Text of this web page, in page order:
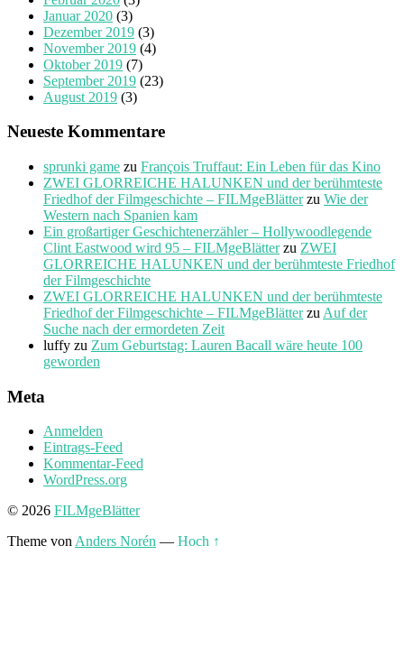
Januar 2020 (3)
Dezember 2019 (3)
November 2019 (4)
Oktober 2019 (7)
September 2019 (23)
August 2019 (3)
Neueste Kommentare
sprunki game zu François Truffaut: Ein Leben für das Kino
ZWEI GLORREICHE HALUNKEN und der berühmteste
Friedhof der Filmgeschichte – FILMgeBlätterzu Wie der
Western nach Spanien kam
Ein großartiger Geschichtenerzähler – Hollywoodlegende
Clint Eastwood wird 95 – FILMgeBlätterzu ZWEI
GLORREICHE HALUNKEN und der berühmteste Friedhof
der Filmgeschichte
ZWEI GLORREICHE HALUNKEN und der berühmteste
Friedhof der Filmgeschichte – FILMgeBlätterzu Auf der
Suche nach der ermordeten Zeit
luffy zu Zum Geburtstag: Lauren Bacall wäre heute 100
geworden
Meta
Anmelden
Eintrags-Feed
Kommentar-Feed
WordPress.org
© 2026 FILMgeBlätter
Theme vonAnders Norén — Hoch ↑